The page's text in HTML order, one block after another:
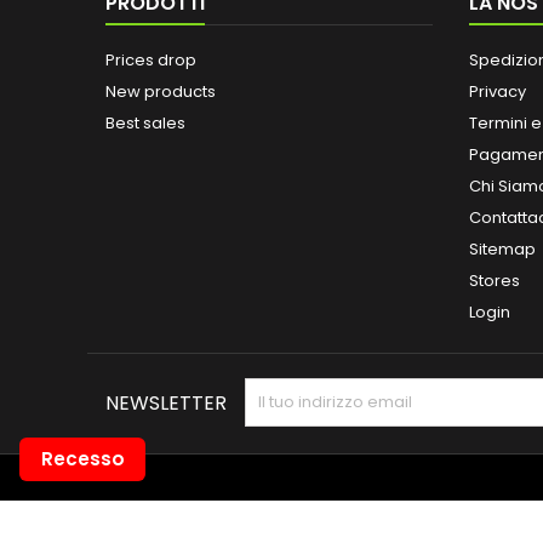
Prices drop
New products
Best sales
Privacy
Termini
Chi
Sitemap
Stores
Login
NEWSLETTER
Recesso